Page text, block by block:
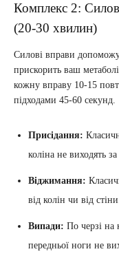
Комплекс 2:
(20-30 хвилин)
Силові вправи
прискорить ваш
кожну вправу 10-15
підходами 45-60 секунд.
Присідання:
коліна не виходять
Віджимання:
від колін чи від
Випади: По черзі на
передньої ноги не